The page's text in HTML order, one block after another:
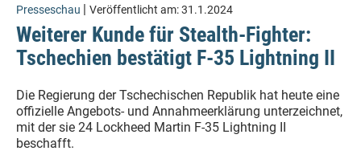
Presseschau | Veröffentlicht am:31.1.2024
Weiterer Kunde für Stealth-Fighter:
Tschechien bestätigt F-35 Lightning II
Die Regierung der Tschechischen Republik hat heute eine
offizielle Angebots- und Annahmeerklärung unterzeichnet,
mit der sie 24 Lockheed Martin F-35 Lightning II
beschafft.